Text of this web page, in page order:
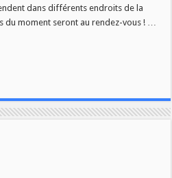
dans différents endroits de la
du moment seront au rendez-vous ! …